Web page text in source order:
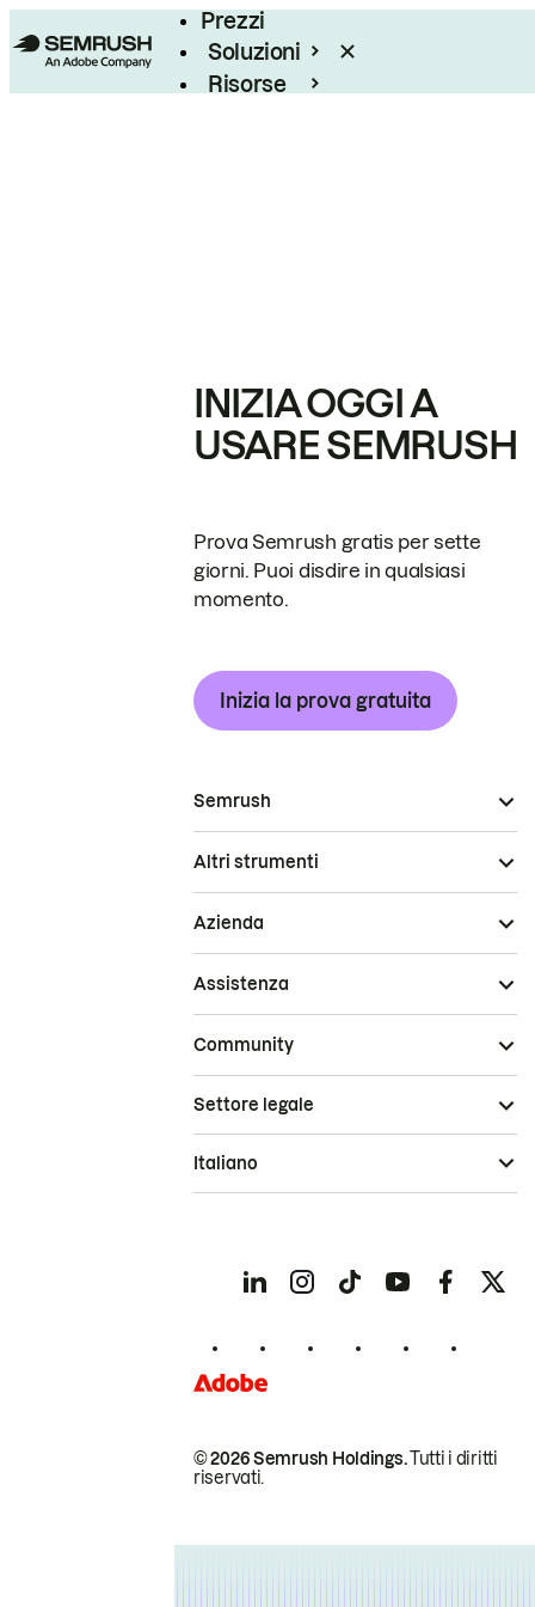
Prezzi
Soluzioni
Risorse
INIZIA OGGI A
USARE SEMRUSH
Prova Semrush gratis per sette
giorni. Puoi disdire in qualsiasi
momento.
Inizia la prova gratuita
Semrush
Altri strumenti
Azienda
Assistenza
Community
© 2026 Semrush Holdings.Tutti i diritti
riservati.
Settore legale
Italiano